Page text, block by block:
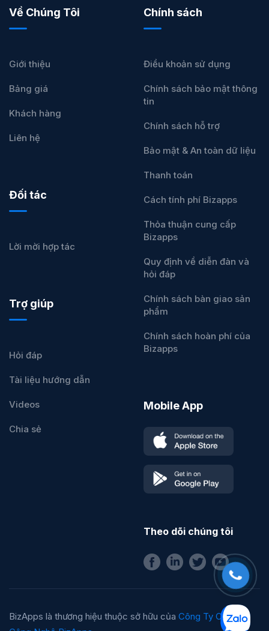
Về Chúng Tôi
Giới thiệu
Bảng giá
Khách hàng
Liên hệ
Đối tác
Lời mời hợp tác
Trợ giúp
Hỏi đáp
Tài liệu hướng dẫn
Videos
Chia sẻ
Chính sách
Điều khoản sử dụng
Chính sách bảo mật thông
tin
Chính sách hỗ trợ
Bảo mật & An toàn dữ liệu
Thanh toán
Cách tính phí Bizapps
Thỏa thuận cung cấp
Bizapps
Quy định về diễn đàn và
hỏi đáp
Chính sách bàn giao sản
phẩm
Chính sách hoàn phí của
Bizapps
Mobile App
Theo dõi chúng tôi
BizApps là thương hiệu thuộc sở hữu của Công Ty Cổ Phần